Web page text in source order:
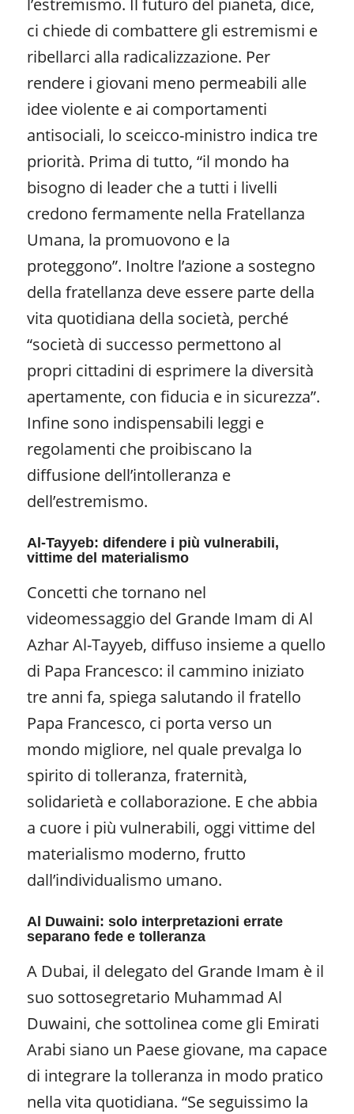
l’estremismo. Il futuro del pianeta, dice,
ci chiede di combattere gli estremismi e
ribellarci alla radicalizzazione. Per
rendere i giovani meno permeabili alle
idee violente e ai comportamenti
antisociali, lo sceicco-ministro indica tre
priorità. Prima di tutto, “il mondo ha
bisogno di leader che a tutti i livelli
credono fermamente nella Fratellanza
Umana, la promuovono e la
proteggono”. Inoltre l’azione a sostegno
della fratellanza deve essere parte della
vita quotidiana della società, perché
“società di successo permettono al
propri cittadini di esprimere la diversità
apertamente, con fiducia e in sicurezza”.
Infine sono indispensabili leggi e
regolamenti che proibiscano la
diffusione dell’intolleranza e
dell’estremismo.
Al-Tayyeb: difendere i più vulnerabili,
vittime del materialismo
Concetti che tornano nel
videomessaggio del Grande Imam di Al
Azhar Al-Tayyeb, diffuso insieme a quello
di Papa Francesco: il cammino iniziato
tre anni fa, spiega salutando il fratello
Papa Francesco, ci porta verso un
mondo migliore, nel quale prevalga lo
spirito di tolleranza, fraternità,
solidarietà e collaborazione. E che abbia
a cuore i più vulnerabili, oggi vittime del
materialismo moderno, frutto
dall’individualismo umano.
Al Duwaini: solo interpretazioni errate
separano fede e tolleranza
A Dubai, il delegato del Grande Imam è il
suo sottosegretario Muhammad Al
Duwaini, che sottolinea come gli Emirati
Arabi siano un Paese giovane, ma capace
di integrare la tolleranza in modo pratico
nella vita quotidiana. “Se seguissimo la